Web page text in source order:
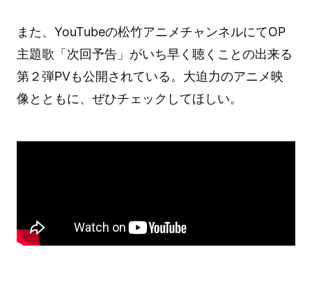
また、YouTubeの松竹アニメチャンネルにてOP
主題歌「次回予告」がいち早く聴くことの出来る
第２弾PVも公開されている。大迫力のアニメ映
像とともに、ぜひチェックしてほしい。